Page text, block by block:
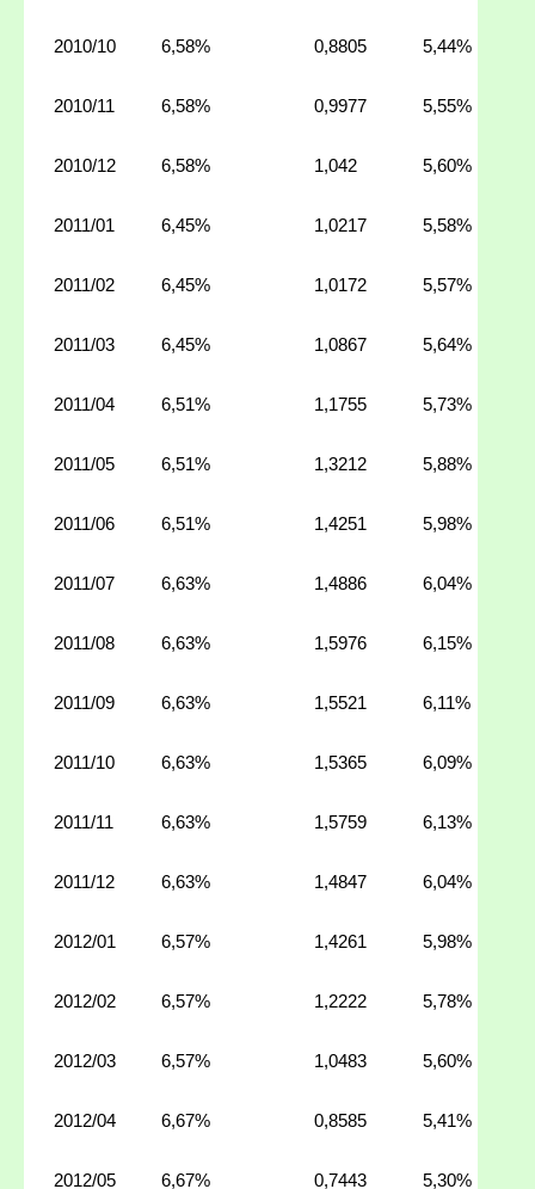
2010/10 6,58% 0,8805 5,44%
2010/11 6,58% 0,9977 5,55%
2010/12 6,58% 1,042 5,60%
2011/01 6,45% 1,0217 5,58%
2011/02 6,45% 1,0172 5,57%
2011/03 6,45% 1,0867 5,64%
2011/04 6,51% 1,1755 5,73%
2011/05 6,51% 1,3212 5,88%
2011/06 6,51% 1,4251 5,98%
2011/07 6,63% 1,4886 6,04%
2011/08 6,63% 1,5976 6,15%
2011/09 6,63% 1,5521 6,11%
2011/10 6,63% 1,5365 6,09%
2011/11 6,63% 1,5759 6,13%
2011/12 6,63% 1,4847 6,04%
2012/01 6,57% 1,4261 5,98%
2012/02 6,57% 1,2222 5,78%
2012/03 6,57% 1,0483 5,60%
2012/04 6,67% 0,8585 5,41%
2012/05 6,67% 0,7443 5,30%